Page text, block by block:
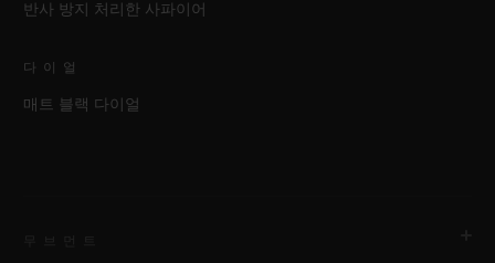
반사 방지 처리한 사파이어
다이얼
매트 블랙 다이얼